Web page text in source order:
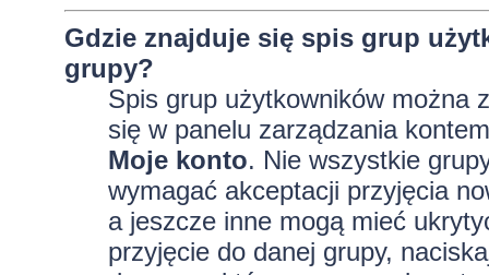
Gdzie znajduje się spis grup
grupy?
Spis grup użytkowników można
się w panelu zarządzania
Moje konto. Nie wszystkie
wymagać akceptacji przyjęcia
a jeszcze inne mogą mieć
przyjęcie do danej grupy,